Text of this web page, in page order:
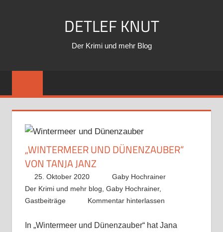
DETLEF KNUT
Der Krimi und mehr Blog
„WINTERMEER UND DÜNENZAUBER“
VON TANJA JANZ
25. Oktober 2020
Gaby Hochrainer
Der Krimi und mehr blog, Gaby Hochrainer,
Gastbeiträge
Kommentar hinterlassen
In „Wintermeer und Dünenzauber“ hat Jana